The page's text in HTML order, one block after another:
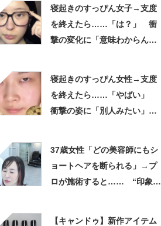
寝起きのすっぴん女子→支度
を終えたら……「は？」 衝
撃の変化に「意味わからん」
寝起きのすっぴん女性→支度
を終えたら……「やばい」
衝撃の姿に「別人みたい」
37歳女性「どの美容師にもシ
ョートヘアを断られる」→プ
ロが施術すると…… “印象激
【キャンドゥ】新作アイテム